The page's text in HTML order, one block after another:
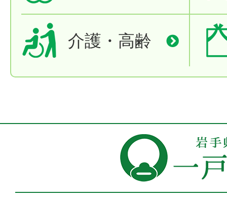
介護・高齢